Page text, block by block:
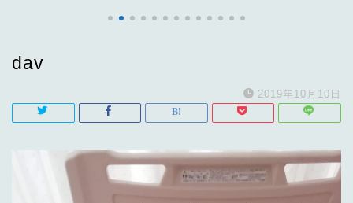
dav
2019年10月10日